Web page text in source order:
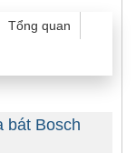
Tổng quan
bát Bosch